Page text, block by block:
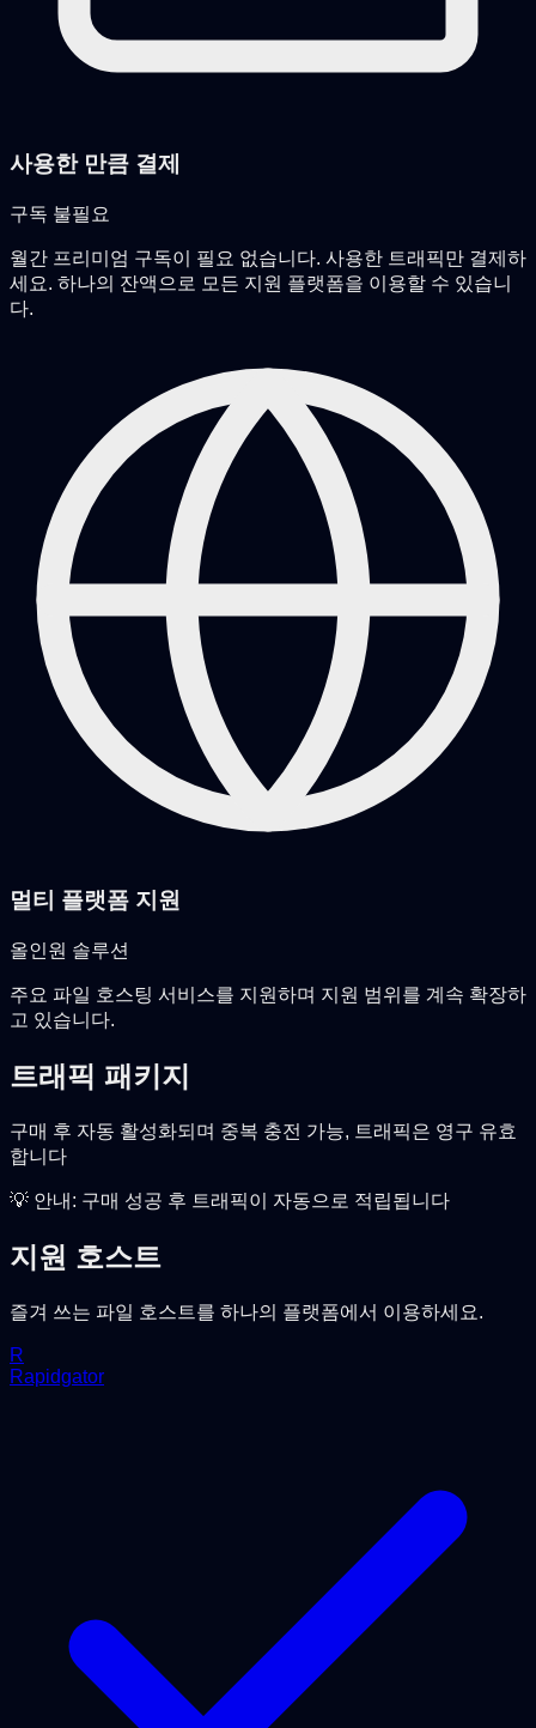
사용한 만큼 결제
구독 불필요
월간 프리미엄 구독이 필요 없습니다. 사용한 트래픽만 결제하
세요. 하나의 잔액으로 모든 지원 플랫폼을 이용할 수 있습니
다.
멀티 플랫폼 지원
올인원 솔루션
주요 파일 호스팅 서비스를 지원하며 지원 범위를 계속 확장하
고 있습니다.
트래픽 패키지
구매 후 자동 활성화되며 중복 충전 가능, 트래픽은 영구 유효
합니다
💡 안내: 구매 성공 후 트래픽이 자동으로 적립됩니다
지원 호스트
즐겨 쓰는 파일 호스트를 하나의 플랫폼에서 이용하세요.
R
Rapidgator